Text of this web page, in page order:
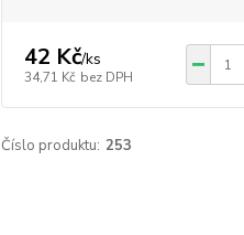
42 Kč/ks
34,71 Kč bez DPH
Číslo produktu: 253